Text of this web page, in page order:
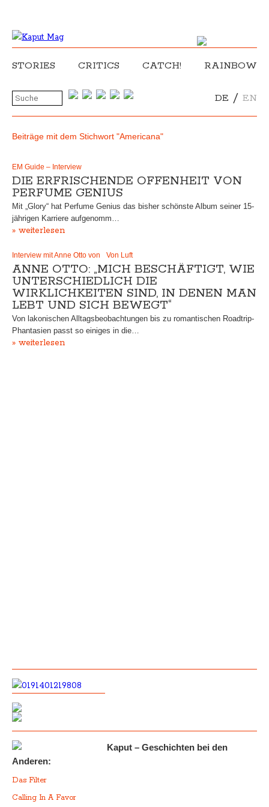
STORIES CRITICS CATCH! RAINBOW
DE / EN
Beiträge mit dem Stichwort "Americana"
EM Guide – Interview
DIE ERFRISCHENDE OFFENHEIT VON
PERFUME GENIUS
Mit „Glory“ hat Perfume Genius das bisher schönste Album seiner 15-
jährigen Karriere aufgenomm…
» weiterlesen
Interview mit Anne Otto von Von Luft
ANNE OTTO: „MICH BESCHÄFTIGT, WIE
UNTERSCHIEDLICH DIE
WIRKLICHKEITEN SIND, IN DENEN MAN
LEBT UND SICH BEWEGT“
Von lakonischen Alltagsbeobachtungen bis zu romantischen Roadtrip-
Phantasien passt so einiges in die…
» weiterlesen
Kaput – Geschichten bei den
Anderen:
Das Filter
Calling In A Favor